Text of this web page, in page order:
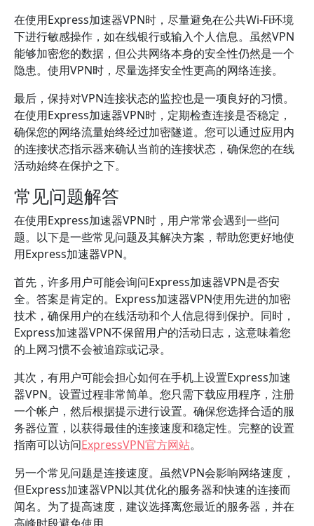
在使用Express加速器VPN时，尽量避免在公共Wi-Fi环境
下进行敏感操作，如在线银行或输入个人信息。虽然VPN
能够加密您的数据，但公共网络本身的安全性仍然是一个
隐患。使用VPN时，尽量选择安全性更高的网络连接。
最后，保持对VPN连接状态的监控也是一项良好的习惯。
在使用Express加速器VPN时，定期检查连接是否稳定，
确保您的网络流量始终经过加密隧道。您可以通过应用内
的连接状态指示器来确认当前的连接状态，确保您的在线
活动始终在保护之下。
常见问题解答
在使用Express加速器VPN时，用户常常会遇到一些问
题。以下是一些常见问题及其解决方案，帮助您更好地使
用Express加速器VPN。
首先，许多用户可能会询问Express加速器VPN是否安
全。答案是肯定的。Express加速器VPN使用先进的加密
技术，确保用户的在线活动和个人信息得到保护。同时，
Express加速器VPN不保留用户的活动日志，这意味着您
的上网习惯不会被追踪或记录。
其次，有用户可能会担心如何在手机上设置Express加速
器VPN。设置过程非常简单。您只需下载应用程序，注册
一个帐户，然后根据提示进行设置。确保您选择合适的服
务器位置，以获得最佳的连接速度和稳定性。完整的设置
指南可以访问ExpressVPN官方网站。
另一个常见问题是连接速度。虽然VPN会影响网络速度，
但Express加速器VPN以其优化的服务器和快速的连接而
闻名。为了提高速度，建议选择离您最近的服务器，并在